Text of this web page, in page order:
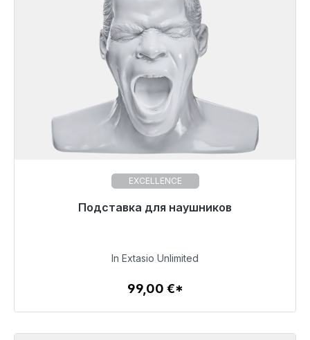
EXCELLENCE
Подставка для наушников
Готовы к немедленной отправке, срок поставки
99,00 €
Детали
In Extasio Unlimited
99,00 €*